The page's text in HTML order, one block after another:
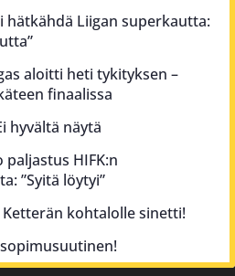
hätkähdä Liigan superkautta:
aloitti heti tykityksen –
finaalissa
hyvältä näytä
paljastus HIFK:n
”Syitä löytyi”
kohtalolle sinetti!